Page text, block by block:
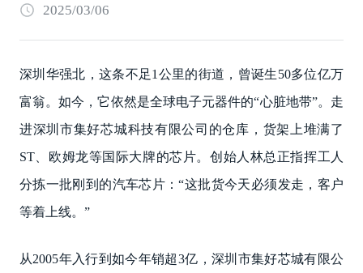
2025/03/06
深圳华强北，这条不足1公里的街道，曾诞生50多位亿万
富翁。如今，它依然是全球电子元器件的“心脏地带”。走
进深圳市集好芯城科技有限公司的仓库，货架上堆满了
ST、欧姆龙等国际大牌的芯片。创始人林总正指挥工人
分拣一批刚到的汽车芯片：“这批货今天必须发走，客户
等着上线。”
从2005年入行到如今年销超3亿，深圳市集好芯城有限公